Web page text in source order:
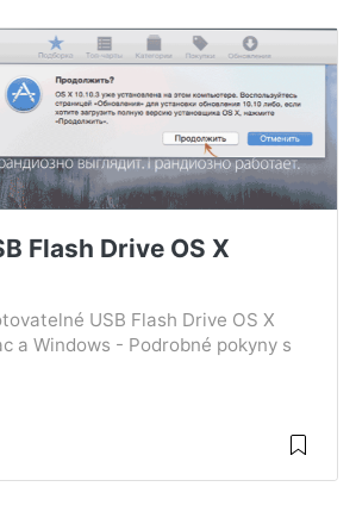
Flash Drive OS X
USB Flash Drive OS X
a Windows - Podrobné pokyny s